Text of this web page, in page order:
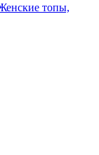
топы,